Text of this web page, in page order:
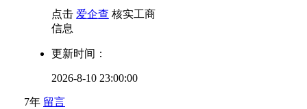
点击 爱企查 核实工商
信息
更新时间：
2026-8-10 23:00:00
7年 留言